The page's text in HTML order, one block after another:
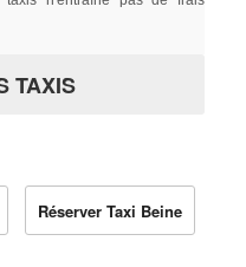
TAXIS
Réserver Taxi Beine